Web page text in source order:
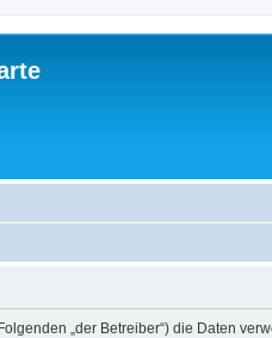
„der Betreiber“) die Daten